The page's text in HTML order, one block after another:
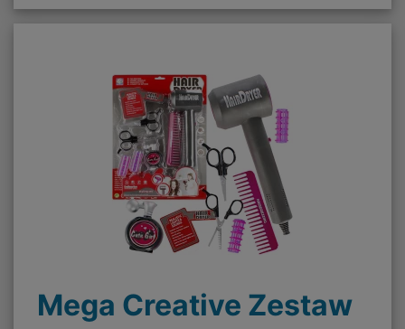
Mega Creative Zestaw